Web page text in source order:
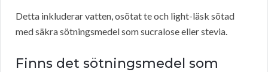
Detta inkluderar vatten, osötat te och light-läsk sötad
med säkra sötningsmedel som sucralose eller stevia.
Finns det sötningsmedel som